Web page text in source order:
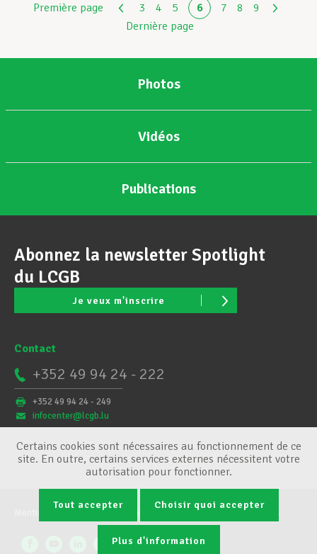
Première page 3 4 5 6 7 8
9
Dernière page
Photos
Vidéos
Publications
Abonnez la newsletter Spotlight
du LCGB
Je veux m'inscrire
Contact
+352 49 94 24 - 222
+352 49 94 24 - 249
infocenter@lcgb.lu
Conditions générales Gestion des cookies
Certains cookies sont nécessaires au fonctionnement de ce
site. En outre, certains services externes nécessitent votre
autorisation pour fonctionner.
Tout accepter Choisir quoi accepter
Plus d'information